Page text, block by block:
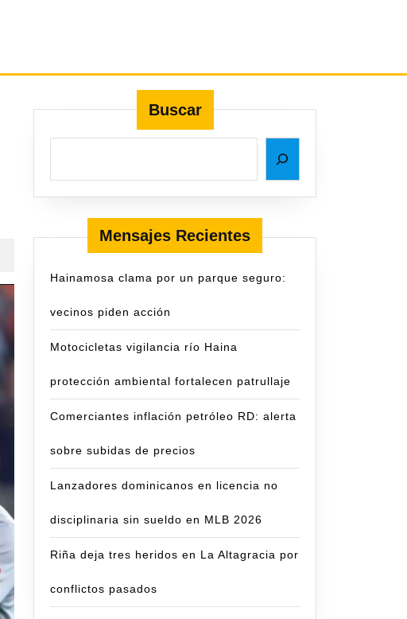
Buscar
Mensajes Recientes
Hainamosa clama por un parque seguro:
vecinos piden acción
Motocicletas vigilancia río Haina
protección ambiental fortalecen patrullaje
Comerciantes inflación petróleo RD: alerta
sobre subidas de precios
Lanzadores dominicanos en licencia no
disciplinaria sin sueldo en MLB 2026
Riña deja tres heridos en La Altagracia por
conflictos pasados